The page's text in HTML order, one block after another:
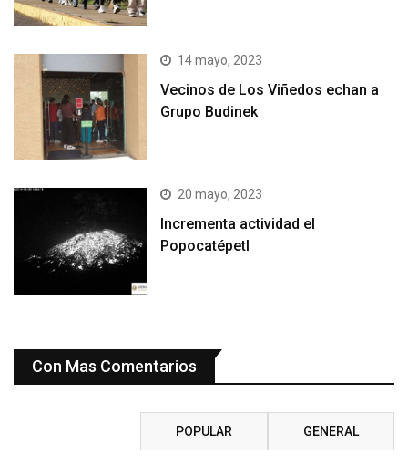
14 mayo, 2023
Vecinos de Los Viñedos echan a
Grupo Budinek
20 mayo, 2023
Incrementa actividad el
Popocatépetl
Con Mas Comentarios
POPULAR GENERAL